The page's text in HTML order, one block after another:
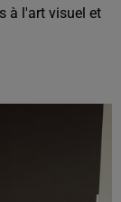
à l'art visuel et